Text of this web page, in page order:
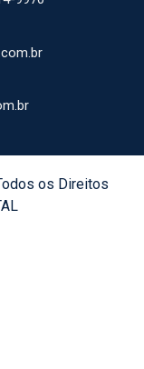
os Direitos